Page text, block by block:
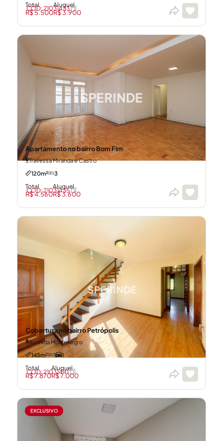
Total
R$ 5.500
Aluguel
R$ 3.900
CÓD: 21031433
Apartamento no bairro Bom Fim
Travessa Miranda e Castro
120m²
3
Total
R$ 4.560
Aluguel
R$ 3.600
CÓD: 21031435
Cobertura no bairro Petrópolis
Avenida Montenegro
145m²
1 1
Total
R$ 7.870
Aluguel
R$ 7.000
CÓD: 21031441
EXCLUSIVO